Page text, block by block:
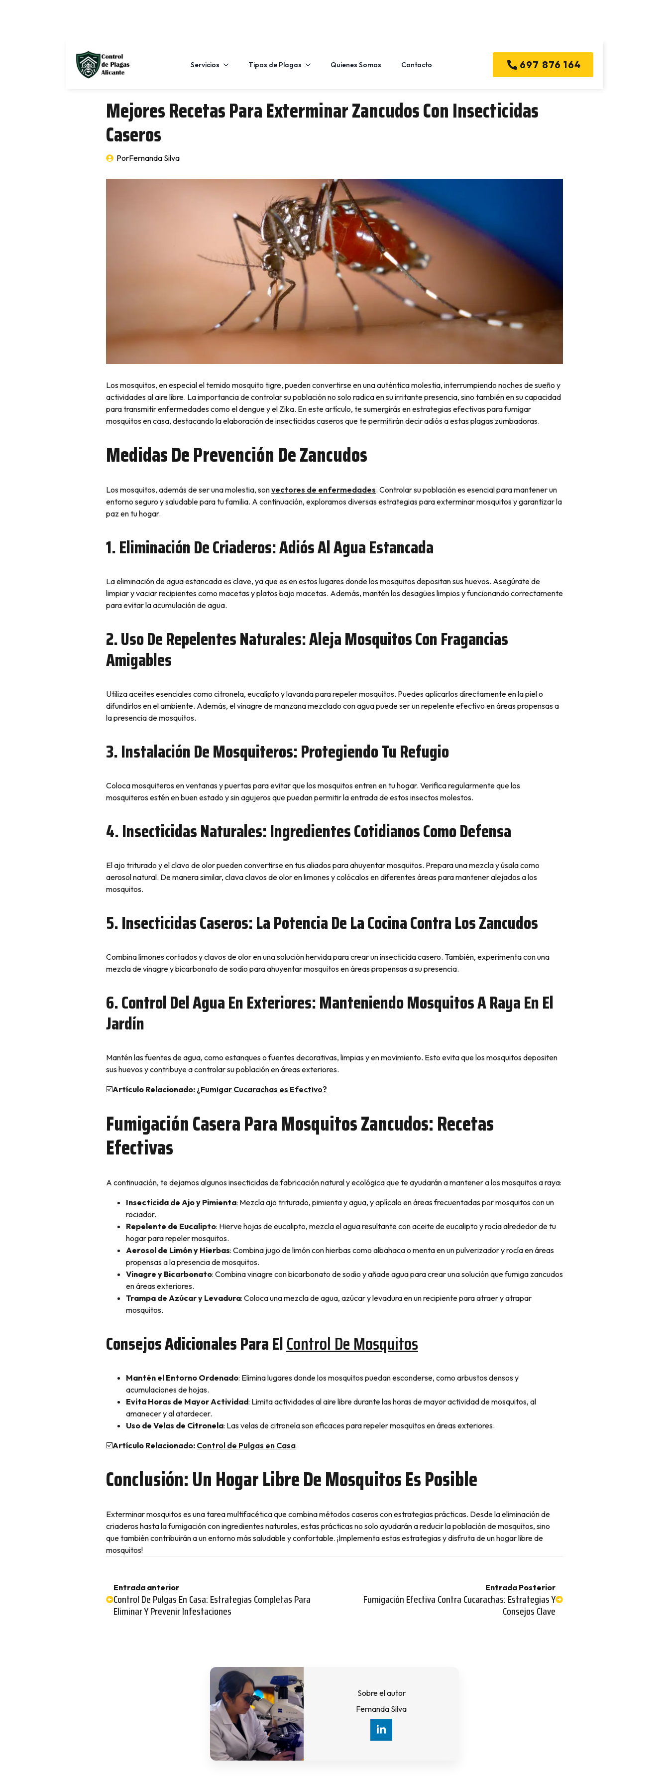
697 876 164
Mejores Recetas Para Exterminar Zancudos Con Insecticidas
Caseros
PorFernanda Silva
Los mosquitos, en especial el temido mosquito tigre, pueden convertirse en una auténtica molestia, interrumpiendo noches de sueño y
actividades al aire libre. La importancia de controlar su población no solo radica en su irritante presencia, sino también en su capacidad
para transmitir enfermedades como el dengue y el Zika. En este artículo, te sumergirás en estrategias efectivas para fumigar
mosquitos en casa, destacando la elaboración de insecticidas caseros que te permitirán decir adiós a estas plagas zumbadoras.
Medidas De Prevención De Zancudos
Los mosquitos, además de ser una molestia, sonvectores de enfermedades. Controlar su población es esencial para mantener un
entorno seguro y saludable para tu familia. A continuación, exploramos diversas estrategias para exterminar mosquitos y garantizar la
paz en tu hogar.
1. Eliminación De Criaderos: Adiós Al Agua Estancada
La eliminación de agua estancada es clave, ya que es en estos lugares donde los mosquitos depositan sus huevos. Asegúrate de
limpiar y vaciar recipientes como macetas y platos bajo macetas. Además, mantén los desagües limpios y funcionando correctamente
para evitar la acumulación de agua.
2. Uso De Repelentes Naturales: Aleja Mosquitos Con Fragancias
Amigables
Utiliza aceites esenciales como citronela, eucalipto y lavanda para repeler mosquitos. Puedes aplicarlos directamente en la piel o
difundirlos en el ambiente. Además, el vinagre de manzana mezclado con agua puede ser un repelente efectivo en áreas propensas a
la presencia de mosquitos.
3. Instalación De Mosquiteros: Protegiendo Tu Refugio
Coloca mosquiteros en ventanas y puertas para evitar que los mosquitos entren en tu hogar. Verifica regularmente que los
mosquiteros estén en buen estado y sin agujeros que puedan permitir la entrada de estos insectos molestos.
4. Insecticidas Naturales: Ingredientes Cotidianos Como Defensa
El ajo triturado y el clavo de olor pueden convertirse en tus aliados para ahuyentar mosquitos. Prepara una mezcla y úsala como
aerosol natural. De manera similar, clava clavos de olor en limones y colócalos en diferentes áreas para mantener alejados a los
mosquitos.
5. Insecticidas Caseros: La Potencia De La Cocina Contra Los Zancudos
Combina limones cortados y clavos de olor en una solución hervida para crear un insecticida casero. También, experimenta con una
mezcla de vinagre y bicarbonato de sodio para ahuyentar mosquitos en áreas propensas a su presencia.
6. Control Del Agua En Exteriores: Manteniendo Mosquitos A Raya En El
Jardín
Mantén las fuentes de agua, como estanques o fuentes decorativas, limpias y en movimiento. Esto evita que los mosquitos depositen
sus huevos y contribuye a controlar su población en áreas exteriores.
☑️Artículo Relacionado: ¿Fumigar Cucarachas es Efectivo?
Fumigación Casera Para Mosquitos Zancudos: Recetas
Efectivas
A continuación, te dejamos algunos insecticidas de fabricación natural y ecológica que te ayudarán a mantener a los mosquitos a raya:
Insecticida de Ajo y Pimienta: Mezcla ajo triturado, pimienta y agua, y aplícalo en áreas frecuentadas por mosquitos con un
rociador.
Repelente de Eucalipto: Hierve hojas de eucalipto, mezcla el agua resultante con aceite de eucalipto y rocía alrededor de tu
hogar para repeler mosquitos.
Aerosol de Limón y Hierbas: Combina jugo de limón con hierbas como albahaca o menta en un pulverizador y rocía en áreas
propensas a la presencia de mosquitos.
Vinagre y Bicarbonato: Combina vinagre con bicarbonato de sodio y añade agua para crear una solución que fumiga zancudos
en áreas exteriores.
Trampa de Azúcar y Levadura: Coloca una mezcla de agua, azúcar y levadura en un recipiente para atraer y atrapar
mosquitos.
Consejos Adicionales Para ElControl De Mosquitos
Mantén el Entorno Ordenado: Elimina lugares donde los mosquitos puedan esconderse, como arbustos densos y
acumulaciones de hojas.
Evita Horas de Mayor Actividad: Limita actividades al aire libre durante las horas de mayor actividad de mosquitos, al
amanecer y al atardecer.
Uso de Velas de Citronela: Las velas de citronela son eficaces para repeler mosquitos en áreas exteriores.
☑️Artículo Relacionado: Control de Pulgas en Casa
Conclusión: Un Hogar Libre De Mosquitos Es Posible
Exterminar mosquitos es una tarea multifacética que combina métodos caseros con estrategias prácticas. Desde la eliminación de
criaderos hasta la fumigación con ingredientes naturales, estas prácticas no solo ayudarán a reducir la población de mosquitos, sino
que también contribuirán a un entorno más saludable y confortable. ¡Implementa estas estrategias y disfruta de un hogar libre de
mosquitos!
Entrada anterior
Control De Pulgas En Casa: Estrategias Completas Para
Eliminar Y Prevenir Infestaciones
Entrada Posterior
Fumigación Efectiva Contra Cucarachas: Estrategias Y
Consejos Clave
Sobre el autor
Fernanda Silva